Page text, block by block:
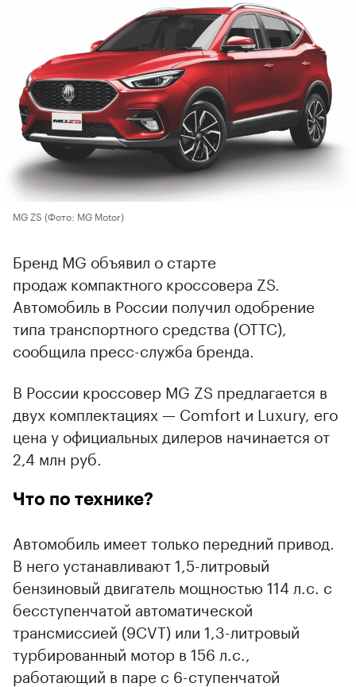
MG ZS (Фото: MG Motor)
Бренд MG объявил о старте
продаж компактного кроссовера ZS.
Автомобиль в России получил одобрение
типа транспортного средства (ОТТС),
сообщила пресс-служба бренда.
В России кроссовер MG ZS предлагается в
двух комплектациях — Comfort и Luxury, его
цена у официальных дилеров начинается от
2,4 млн руб.
00:00 00:00
Что по технике?
Автомобиль имеет только передний привод.
В него устанавливают 1,5-литровый
бензиновый двигатель мощностью 114 л.с. с
бесступенчатой автоматической
трансмиссией (9CVT) или 1,3-литровый
турбированный мотор в 156 л.с.,
работающий в паре с 6-ступенчатой